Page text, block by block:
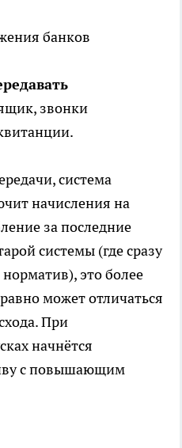
банков
звонки
система
начисления на
за последние
системы (где сразу
это более
может отличаться
При
начнётся
с повышающим